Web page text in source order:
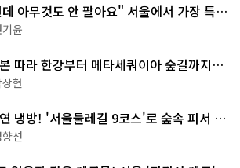
아무것도 안 팔아요" 서울에서 가장 특별
정체
윤
따라 한강부터 메타세쿼이아 숲길까지…
15코스
현
냉방! '서울둘레길 9코스'로 숲속 피서 떠
선